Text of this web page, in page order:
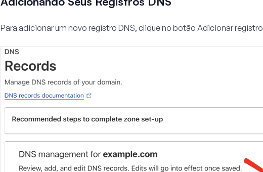
Para adicionar um novo registro DNS, clique no botão Adicionar registro